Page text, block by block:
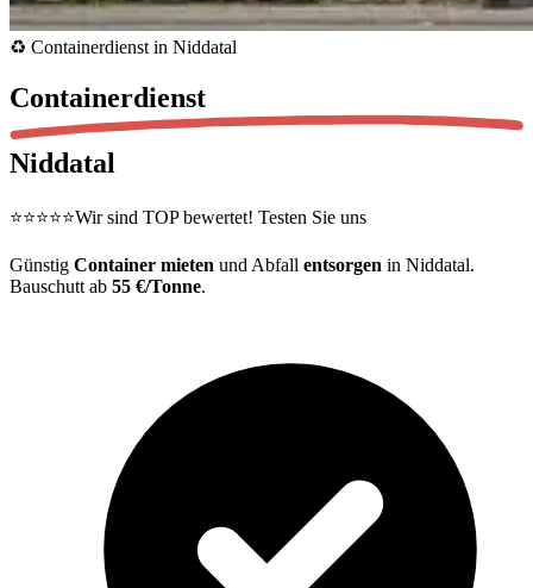
♻️ Containerdienst in Niddatal
Containerdienst
Niddatal
⭐⭐⭐⭐⭐Wir sind TOP bewertet! Testen Sie uns
Günstig Container mieten und Abfall entsorgen in Niddatal.
Bauschutt ab 55 €/Tonne.